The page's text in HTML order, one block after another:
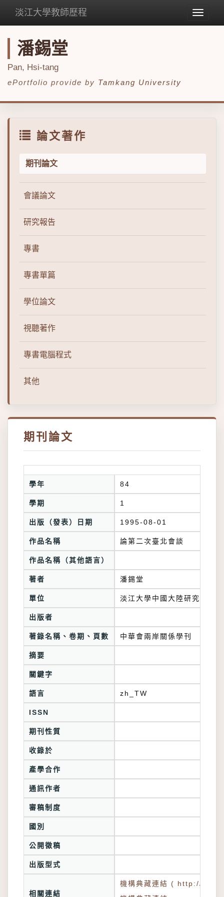
Toggle
淡江大學教師歷程
潘錫堂
Pan, Hsi-tang
ePortfolio provide by Tamkang University
論文著作
期刊論文
會議論文
研究報告
專書
專書單篇
學位論文
視聽著作
專書電腦程式
其他
期刊論文
學年 84
學期 1
出版（發表）日期 1995-08-01
作品名稱 論第二次臺北會談
作品名稱（其他語言）
著者 潘錫堂
單位 淡江大學中國大陸研究所
出版者
著錄名稱、卷期、頁數 中華會兩岸關係學刊
摘要
關鍵字
語言 zh_TW
ISSN
期刊性質
收錄於
產學合作
通訊作者
審稿制度
國別
公開徵稿
出版型式
相關連結
機構典藏連結 ( http://